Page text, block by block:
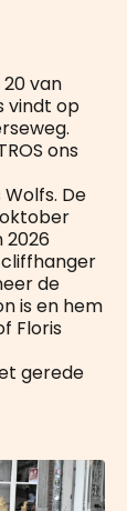
van
vindt op
ons
De
2026
de
is en hem
Floris
gerede